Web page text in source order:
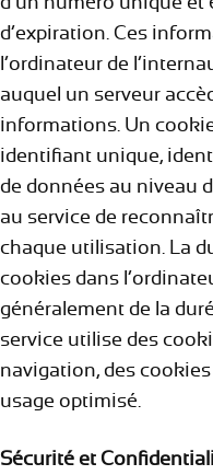
d’expiration. Ces
l’ordinateur de
auquel un serveur
informations. Un
identifiant unique,
de données au niveau
au service de
chaque utilisation. La
cookies dans
généralement de la
service utilise des
navigation, des
usage optimisé.
Sécurité et